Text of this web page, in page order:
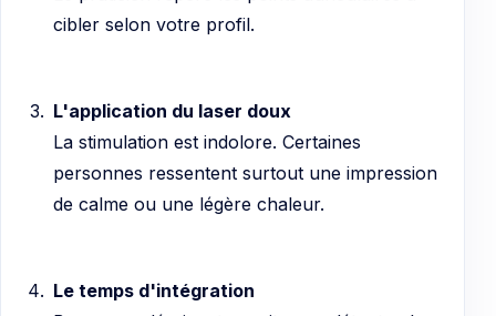
cibler selon votre profil.
L'application du laser doux
La stimulation est indolore. Certaines
personnes ressentent surtout une impression
de calme ou une légère chaleur.
Le temps d'intégration